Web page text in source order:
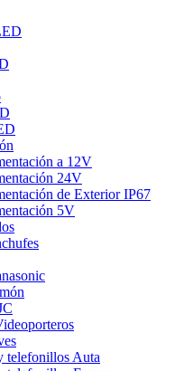
a 12V
24V
de Exterior IP67
5V
telefonillos Auta